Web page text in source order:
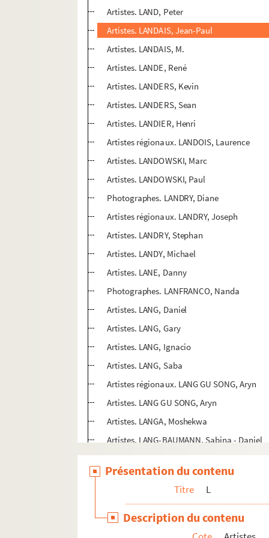
Artistes. LAND, Peter
Artistes. LANDAIS, Jean-Paul
Artistes. LANDAIS, M.
Artistes. LANDE, René
Artistes. LANDERS, Kevin
Artistes. LANDERS, Sean
Artistes. LANDIER, Henri
Artistes régionaux. LANDOIS, Laurence
Artistes. LANDOWSKI, Marc
Artistes. LANDOWSKI, Paul
Photographes. LANDRY, Diane
Artistes régionaux. LANDRY, Joseph
Artistes. LANDRY, Stephan
Artistes. LANDY, Michael
Artistes. LANE, Danny
Photographes. LANFRANCO, Nanda
Artistes. LANG, Daniel
Artistes. LANG, Gary
Artistes. LANG, Ignacio
Artistes. LANG, Saba
Artistes régionaux. LANG GU SONG, Aryn
Artistes. LANG GU SONG, Aryn
Artistes. LANGA, Moshekwa
Artistes. LANG-BAUMANN, Sabina - Daniel
Photographes. LANGE, Dorothea
Artistes. LANGE, Jean-Marc
Artistes. LANGE, Konstantin
Artistes. LANGEN, Tony
Artistes. LANGENBACH, Ulrich
Présentation du contenu
Titre L
Description du contenu